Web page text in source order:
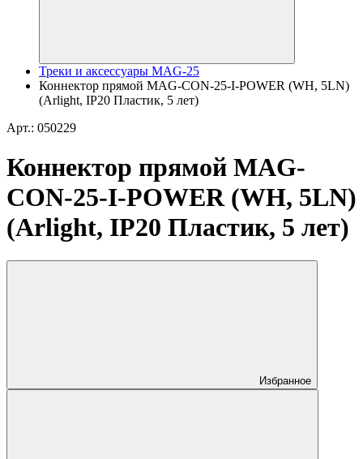
Треки и аксессуары MAG-25
Коннектор прямой MAG-CON-25-I-POWER (WH, 5LN)
(Arlight, IP20 Пластик, 5 лет)
Арт.: 050229
Коннектор прямой MAG-
CON-25-I-POWER (WH, 5LN)
(Arlight, IP20 Пластик, 5 лет)
Избранное